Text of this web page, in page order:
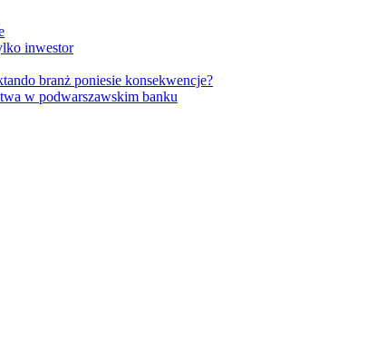
inwestor
branż poniesie konsekwencje?
w podwarszawskim banku